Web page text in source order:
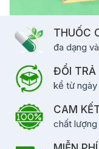
THUỐC
đa dạng
ĐỔI TRẢ
kể từ ngày
CAM
chất lượng